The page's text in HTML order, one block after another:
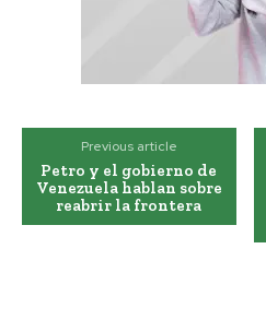
Previous article
Petro y el gobierno de
Venezuela hablan sobre
reabrir la frontera